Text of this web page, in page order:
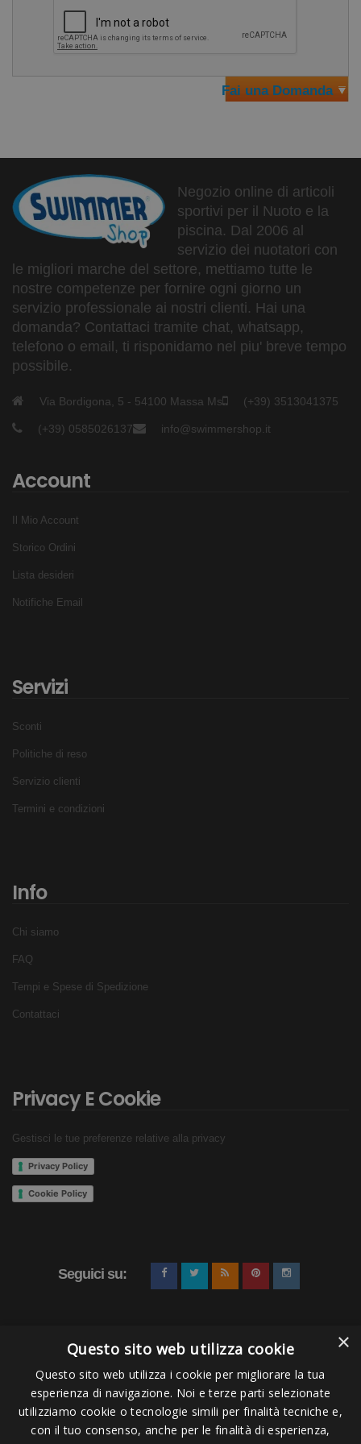
Fai una Domanda
Negozio online di articoli
sportivi per il Nuoto e la
piscina. Dal 2006 al
servizio dei nuotatori con
le migliori marche del settore, mettiamo tutte le
nostre competenze per fornire ogni giorno un
servizio professionale ai nostri clienti. Hai una
domanda? Contattaci tramite chat, whatsapp,
telefono o email, ti risponidamo nel piu' breve tempo
possibile.
Via Bordigona, 5 - 54100 Massa Ms (+39) 3513041375
(+39) 0585026137 info@swimmershop.it
Account
Il Mio Account
Storico Ordini
Lista desideri
Notifiche Email
Servizi
Sconti
Politiche di reso
Servizio clienti
Termini e condizioni
Info
Chi siamo
FAQ
Tempi e Spese di Spedizione
Contattaci
Privacy E Cookie
Gestisci le tue preferenze relative alla privacy
Privacy Policy
Cookie Policy
Seguici su:
Pagamenti Accettati
×
Questo sito web utilizza cookie
Questo sito web utilizza i cookie per migliorare la tua
esperienza di navigazione. Noi e terze parti selezionate
utilizziamo cookie o tecnologie simili per finalità tecniche e,
con il tuo consenso, anche per le finalità di esperienza,